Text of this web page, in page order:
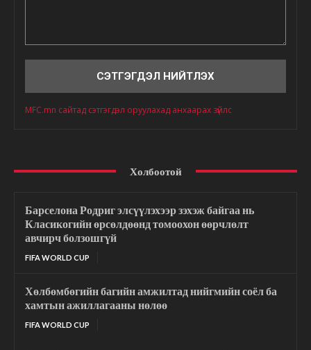
MFC.mn сайтад сэтгэгдэл оруулахад анхаарах зүйлс
Холбоотой
Барселона Родриг элсүүлэхээр зэхэж байгаа нь
Класикогийн өрсөлдөөнд томоохон өөрчлөлт
авчирч болзошгүй
FIFA WORLD CUP
Хөлбөмбөгийн багийн амжилтад нийгмийн соёл ба
хамтын ажиллагааны нөлөө
FIFA WORLD CUP